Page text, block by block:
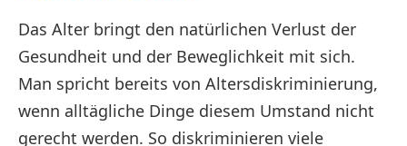
Das Alter bringt den natürlichen Verlust der
Gesundheit und der Beweglichkeit mit sich.
Man spricht bereits von Altersdiskriminierung,
wenn alltägliche Dinge diesem Umstand nicht
gerecht werden. So diskriminieren viele